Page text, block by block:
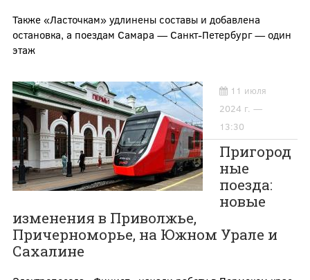
Также «Ласточкам» удлинены составы и добавлена
остановка, а поездам Самара — Санкт-Петербург — один
этаж
11 июля
2024 г. —
13:30
Пригород
ные
поезда:
новые
изменения в Приволжье,
Причерноморье, на Южном Урале и
Сахалине